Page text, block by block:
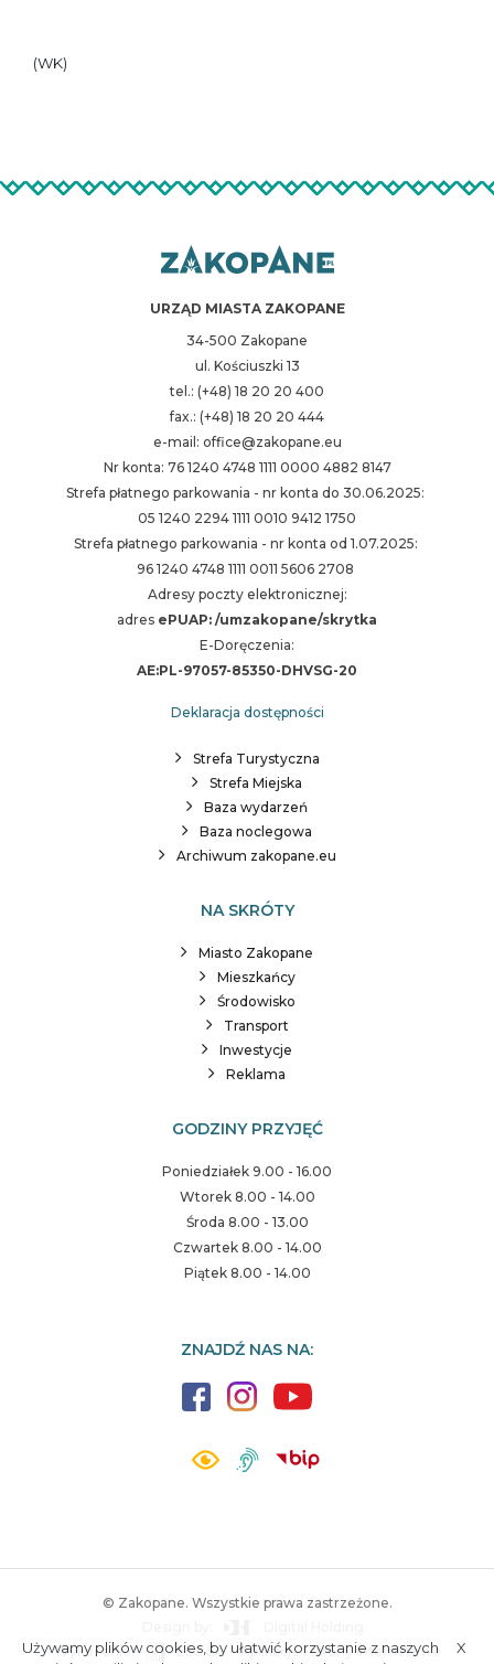
(WK)
URZĄD MIASTA ZAKOPANE
34-500 Zakopane
ul. Kościuszki 13
tel.: (+48) 18 20 20 400
fax.: (+48) 18 20 20 444
e-mail: office@zakopane.eu
Nr konta: 76 1240 4748 1111 0000 4882 8147
Strefa płatnego parkowania - nr konta do 30.06.2025:
05 1240 2294 1111 0010 9412 1750
Strefa płatnego parkowania - nr konta od 1.07.2025:
96 1240 4748 1111 0011 5606 2708
Adresy poczty elektronicznej:
adres ePUAP: /umzakopane/skrytka
E-Doręczenia:
AE:PL-97057-85350-DHVSG-20
Deklaracja dostępności
Strefa Turystyczna
Strefa Miejska
Baza wydarzeń
Baza noclegowa
Archiwum zakopane.eu
NA SKRÓTY
Miasto Zakopane
Mieszkańcy
Środowisko
Transport
Inwestycje
Reklama
GODZINY PRZYJĘĆ
Poniedziałek 9.00 - 16.00
Wtorek 8.00 - 14.00
Środa 8.00 - 13.00
Czwartek 8.00 - 14.00
Piątek 8.00 - 14.00
ZNAJDŹ NAS NA:
© Zakopane. Wszystkie prawa zastrzeżone.
Wykonanie:
ESC SA - Aplikacje i strony internetowe
Używamy plików cookies, by ułatwić korzystanie z naszych
X